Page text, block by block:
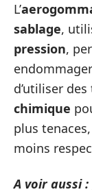
L’
sablage,
pression,
d’utiliser
chimique
plus
moins
A voir aussi :